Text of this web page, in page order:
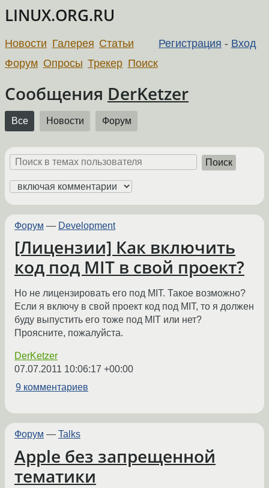
LINUX.ORG.RU
Регистрация - Вход
Новости Галерея Статьи
Форум Опросы Трекер Поиск
Сообщения DerKetzer
Все Новости Форум
Поиск
Форум — Development
[Лицензии] Как включить
код под MIT в свой проект?
Но не лицензировать его под MIT. Такое возможно?
Если я включу в свой проект код под MIT, то я должен
буду выпустить его тоже под MIT или нет?
Проясните, пожалуйста.
DerKetzer
07.07.2011 10:06:17 +00:00
9 комментариев
Форум — Talks
Apple без запрещенной
тематики